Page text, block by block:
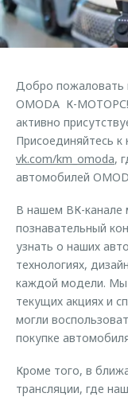
Страхование
Кредитный
Одежда и сувениры
Оригинальные
Запчасти
Трейд-ин
Калькулятор
Клиентская
O&J Автоклуб
Приложение O&J
Аксессуары
Одежда и сувениры
Оригинальные
Запчасти
Обратная связь
Добро пожаловать
OMODA К-
активно
Присоединяйтесь
vk.com/km_omoda,
автомобилей
В нашем ВК-канале
познавательный
узнать о наших
технологиях,
каждой модели. Мы
текущих акциях и
могли
покупке
Кроме того, в
трансляции, где